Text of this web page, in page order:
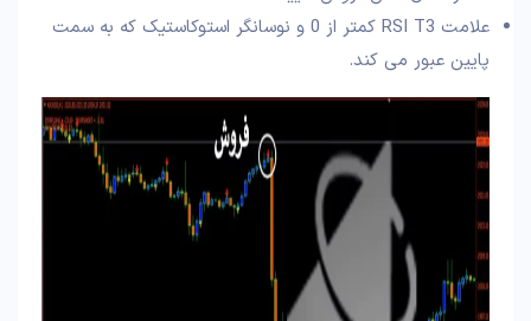
علامت RSI T3 کمتر از 0 و نوسانگر استوکاستیک که به سمت
پایین عبور می کند.